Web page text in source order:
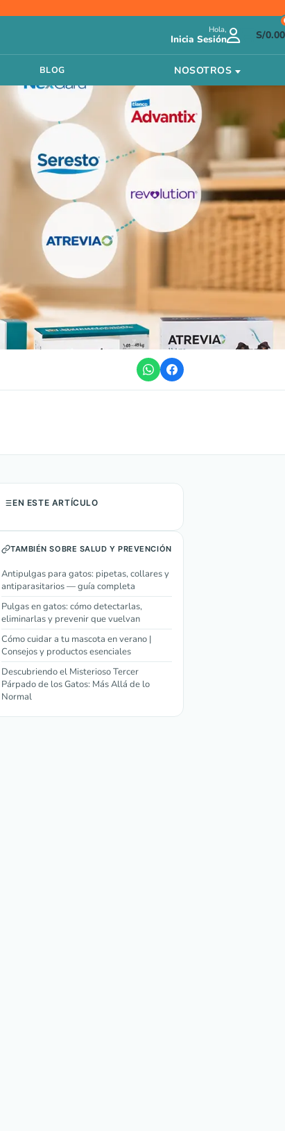
Hola,
Inicia Sesión S/0.00
BLOG NOSOTROS
EN ESTE ARTÍCULO
TAMBIÉN SOBRE SALUD Y PREVENCIÓN
Antipulgas para gatos: pipetas, collares y
antiparasitarios — guía completa
Pulgas en gatos: cómo detectarlas,
eliminarlas y prevenir que vuelvan
Cómo cuidar a tu mascota en verano |
Consejos y productos esenciales
Descubriendo el Misterioso Tercer
Párpado de los Gatos: Más Allá de lo
Normal